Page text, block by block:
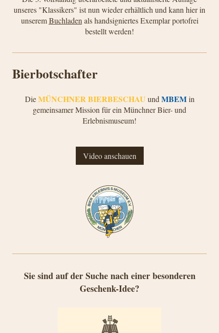
unseres "Klassikers" ist nun wieder erhältlich und kann hier in
unseremBuchladen als handsigniertes Exemplar portofrei
bestellt werden!
Bierbotschafter
DieMÜNCHNER BIERBESCHAU und MBEMin
gemeinsamer Mission für ein Münchner Bier- und
Erlebnismuseum!
Video anschauen
Sie sind auf der Suche nach einer besonderen
Geschenk-Idee?